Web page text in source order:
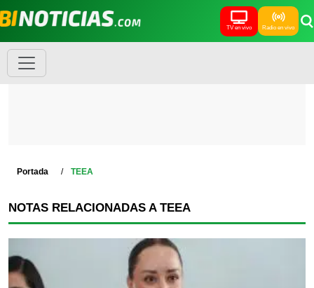
TV en vivo Radio en vivo
Portada TEEA
NOTAS RELACIONADAS A TEEA